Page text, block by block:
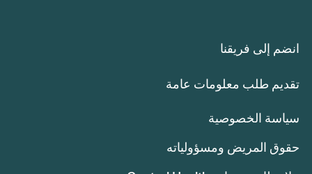
انضم إلى فريقنا
تقديم طلب معلومات عامة
سياسة الخصوصية
حقوق المريض ومسؤولياته